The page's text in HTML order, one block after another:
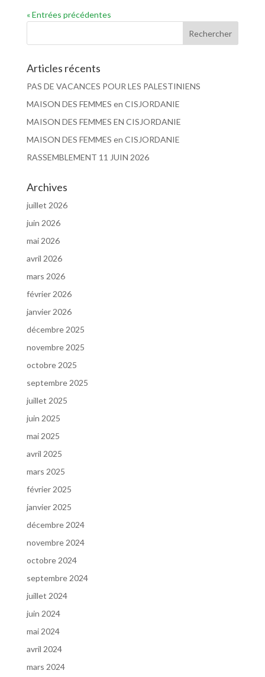
« Entrées précédentes
Articles récents
PAS DE VACANCES POUR LES PALESTINIENS
MAISON DES FEMMES en CISJORDANIE
MAISON DES FEMMES EN CISJORDANIE
MAISON DES FEMMES en CISJORDANIE
RASSEMBLEMENT 11 JUIN 2026
Archives
juillet 2026
juin 2026
mai 2026
avril 2026
mars 2026
février 2026
janvier 2026
décembre 2025
novembre 2025
octobre 2025
septembre 2025
juillet 2025
juin 2025
mai 2025
avril 2025
mars 2025
février 2025
janvier 2025
décembre 2024
novembre 2024
octobre 2024
septembre 2024
juillet 2024
juin 2024
mai 2024
avril 2024
mars 2024